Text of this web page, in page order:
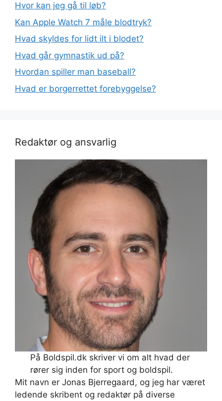
Hvor kan jeg gå til løb?
Kan Apple Watch 7 måle blodtryk?
Hvad skyldes for lidt ilt i blodet?
Hvad går gymnastik ud på?
Hvordan spiller man baseball?
Hvad er borgerrettet forebyggelse?
Redaktør og ansvarlig
På Boldspil.dk skriver vi om alt hvad der
rører sig inden for sport og boldspil.
Mit navn er Jonas Bjerregaard, og jeg har været
ledende skribent og redaktør på diverse